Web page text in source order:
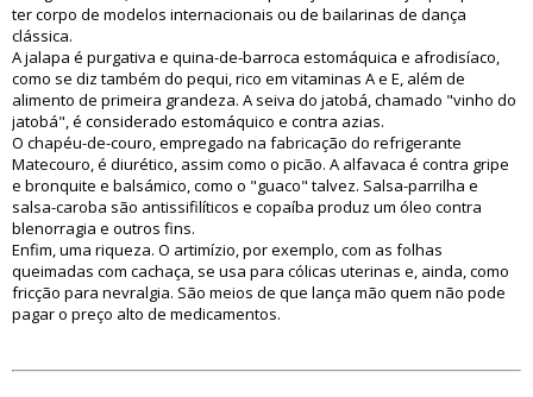
ter corpo de modelos internacionais ou de bailarinas de dança
clássica.
A jalapa é purgativa e quina-de-barroca estomáquica e afrodisíaco,
como se diz também do pequi, rico em vitaminas A e E, além de
alimento de primeira grandeza. A seiva do jatobá, chamado "vinho do
jatobá", é considerado estomáquico e contra azias.
O chapéu-de-couro, empregado na fabricação do refrigerante
Matecouro, é diurético, assim como o picão. A alfavaca é contra gripe
e bronquite e balsámico, como o "guaco" talvez. Salsa-parrilha e
salsa-caroba são antissifilíticos e copaíba produz um óleo contra
blenorragia e outros fins.
Enfim, uma riqueza. O artimízio, por exemplo, com as folhas
queimadas com cachaça, se usa para cólicas uterinas e, ainda, como
fricção para nevralgia. São meios de que lança mão quem não pode
pagar o preço alto de medicamentos.